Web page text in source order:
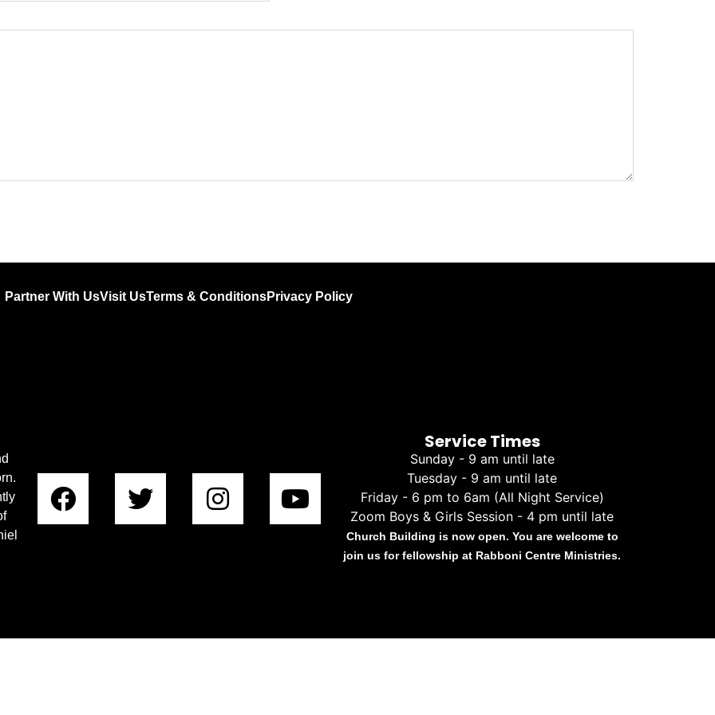
Partner With UsVisit UsTerms & ConditionsPrivacy Policy
Service Times
Sunday - 9 am until late
Tuesday - 9 am until late
Friday - 6 pm to 6am (All Night Service)
Zoom Boys & Girls Session - 4 pm until late
Church Building is now open. You are welcome to
join us for fellowship at Rabboni Centre Ministries.